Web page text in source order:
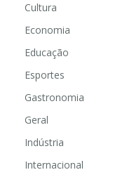
Cultura
Economia
Educação
Esportes
Gastronomia
Geral
Indústria
Internacional